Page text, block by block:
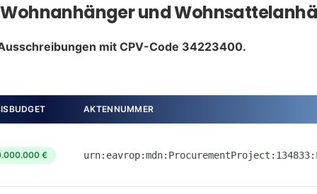
und
mit CPV-Code 34223400.
AKTENNUMMER
€